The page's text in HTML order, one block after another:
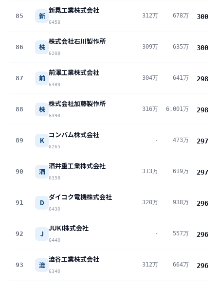
85 新
新晃工業株式会社
6458
312万 678万 300
86 株
株式会社石川製作所
6208
309万 635万 300
87 前
前澤工業株式会社
6489
304万 641万 298
88 株
株式会社加藤製作所
6390
316万 6,001万 298
89 K
コンバム株式会社
6265
- 473万 297
90 酒
酒井重工業株式会社
6358
313万 619万 297
91 D
ダイコク電機株式会社
6430
320万 938万 296
92 J
JUKI株式会社
6440
- 557万 296
93 澁
澁谷工業株式会社
6340
312万 664万 296